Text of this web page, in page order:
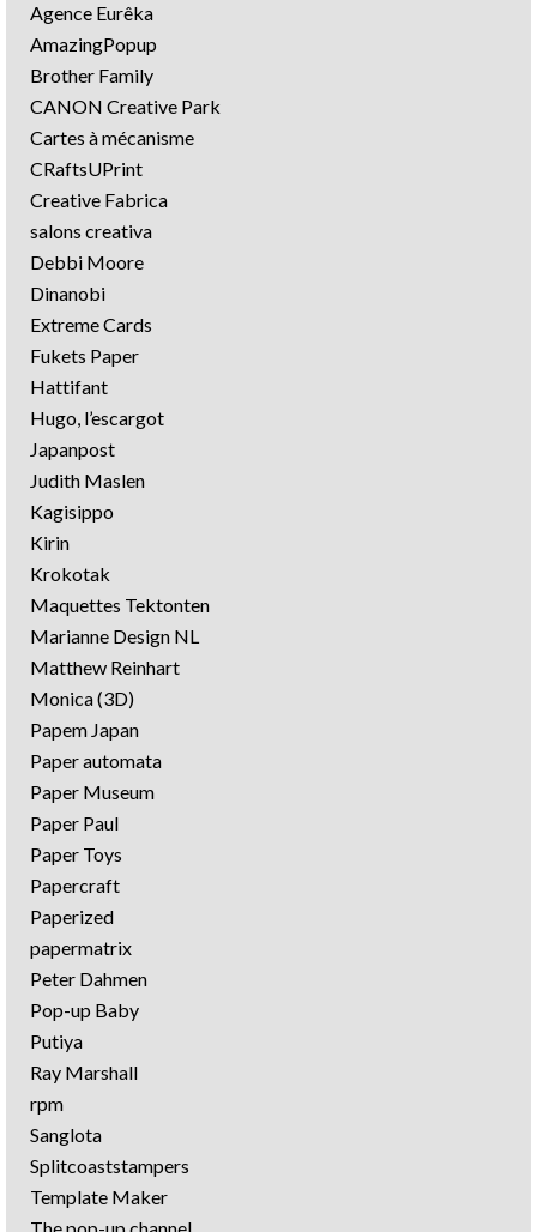
Agence Eurêka
AmazingPopup
Brother Family
CANON Creative Park
Cartes à mécanisme
CRaftsUPrint
Creative Fabrica
salons creativa
Debbi Moore
Dinanobi
Extreme Cards
Fukets Paper
Hattifant
Hugo, l’escargot
Japanpost
Judith Maslen
Kagisippo
Kirin
Krokotak
Maquettes Tektonten
Marianne Design NL
Matthew Reinhart
Monica (3D)
Papem Japan
Paper automata
Paper Museum
Paper Paul
Paper Toys
Papercraft
Paperized
papermatrix
Peter Dahmen
Pop-up Baby
Putiya
Ray Marshall
rpm
Sanglota
Splitcoaststampers
Template Maker